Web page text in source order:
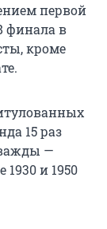
первой
финала в
кроме
15 раз
—
и 1950